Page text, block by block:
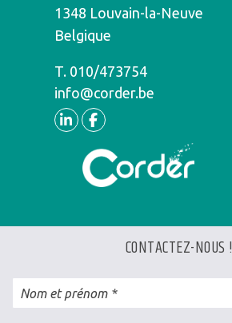
1348 Louvain-la-Neuve
Belgique
T.Téléphone
010/473754
info@corder.be
LinkedinFacebook
CONTACTEZ-NOUS !
Nom et prénom